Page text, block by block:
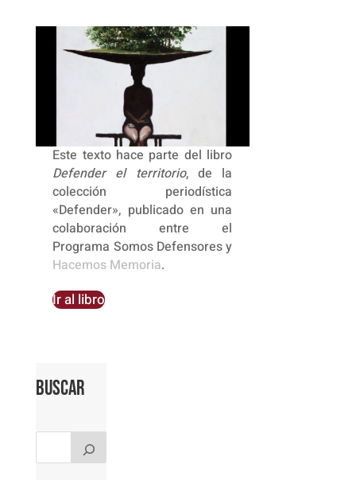
Este texto hace parte del libro
Defender el territorio, de la
colección periodística
«Defender», publicado en una
colaboración entre el
Programa Somos Defensores y
Hacemos Memoria.
Ir al libro
Buscar